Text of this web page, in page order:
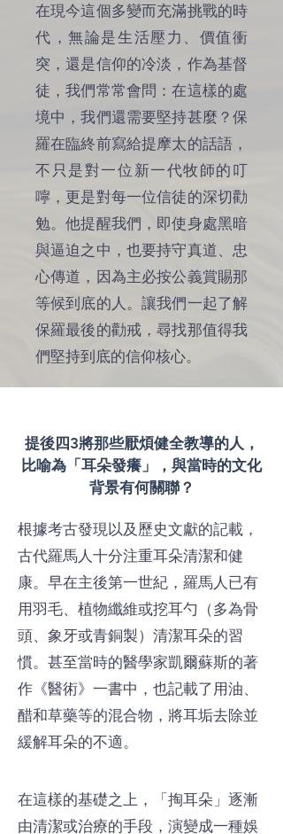
在現今這個多變而充滿挑戰的時
代，無論是生活壓力、價值衝
突，還是信仰的冷淡，作為基督
徒，我們常常會問：在這樣的處
境中，我們還需要堅持甚麼？保
羅在臨終前寫給提摩太的話語，
不只是對一位新一代牧師的叮
嚀，更是對每一位信徒的深切勸
勉。他提醒我們，即使身處黑暗
與逼迫之中，也要持守真道、忠
心傳道，因為主必按公義賞賜那
等候到底的人。讓我們一起了解
保羅最後的勸戒，尋找那值得我
們堅持到底的信仰核心。
提後四3將那些厭煩健全教導的人，
比喻為「耳朵發癢」，與當時的文化
背景有何關聯？
根據考古發現以及歷史文獻的記載，
古代羅馬人十分注重耳朵清潔和健
康。早在主後第一世紀，羅馬人已有
用羽毛、植物纖維或挖耳勺（多為骨
頭、象牙或青銅製）清潔耳朵的習
慣。甚至當時的醫學家凱爾蘇斯的著
作《醫術》一書中，也記載了用油、
醋和草藥等的混合物，將耳垢去除並
緩解耳朵的不適。
在這樣的基礎之上，「掏耳朵」逐漸
由清潔或治療的手段，演變成一種娛